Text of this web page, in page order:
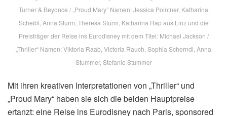
Turner & Beyonce / „Proud Mary” Namen: Jessica Pointner, Katharina
Scheibl, Anna Sturm, Theresa Sturm, Katharina Rap aus Linz und die
Preisträger der Reise ins Eurodisney mit dem Titel: Michael Jackson /
„Thriller“ Namen: Viktoria Raab, Victoria Rauch, Sophia Scherndl, Anna
Stummer, Stefanie Stummer
Mit ihren kreativen Interpretationen von „Thriller“ und
„Proud Mary“ haben sie sich die beiden Hauptpreise
ertanzt: eine Reise ins Eurodisney nach Paris, sponsored